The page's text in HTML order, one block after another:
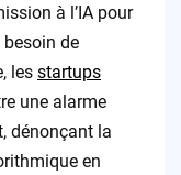
à l’IA pour
besoin de
les startups
une alarme
dénonçant la
en